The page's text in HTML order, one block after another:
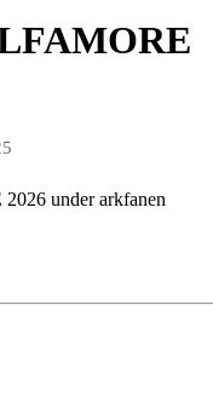
under arkfanen